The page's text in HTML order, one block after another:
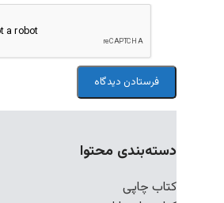
دسته‌بندی محتوا
کتاب چاپی